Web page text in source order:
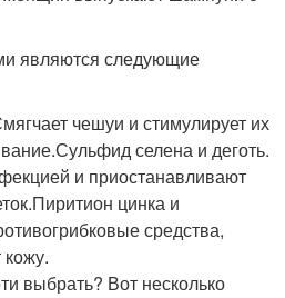
являются следующие
чешуи и стимулирует их
селена и деготь.
и приостанавливают
цинка и
средства,
выбрать? Вот несколько